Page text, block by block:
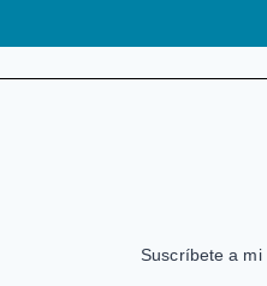
Suscríbete a